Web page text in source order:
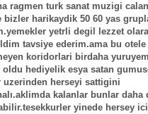
ragmen turk sanat muzigi
bizler harikaydik 50 60 yas
yetrli degil lezzet
tavsiye ederim.ama bu
koridorlari birdaha
hediyelik esya satan
herseyi sattigini
kalanlar bunlar daha
yinede hersey